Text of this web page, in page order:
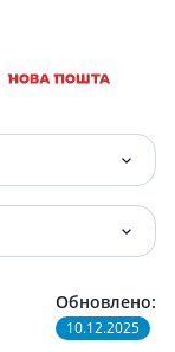
Обновлено:
10.12.2025